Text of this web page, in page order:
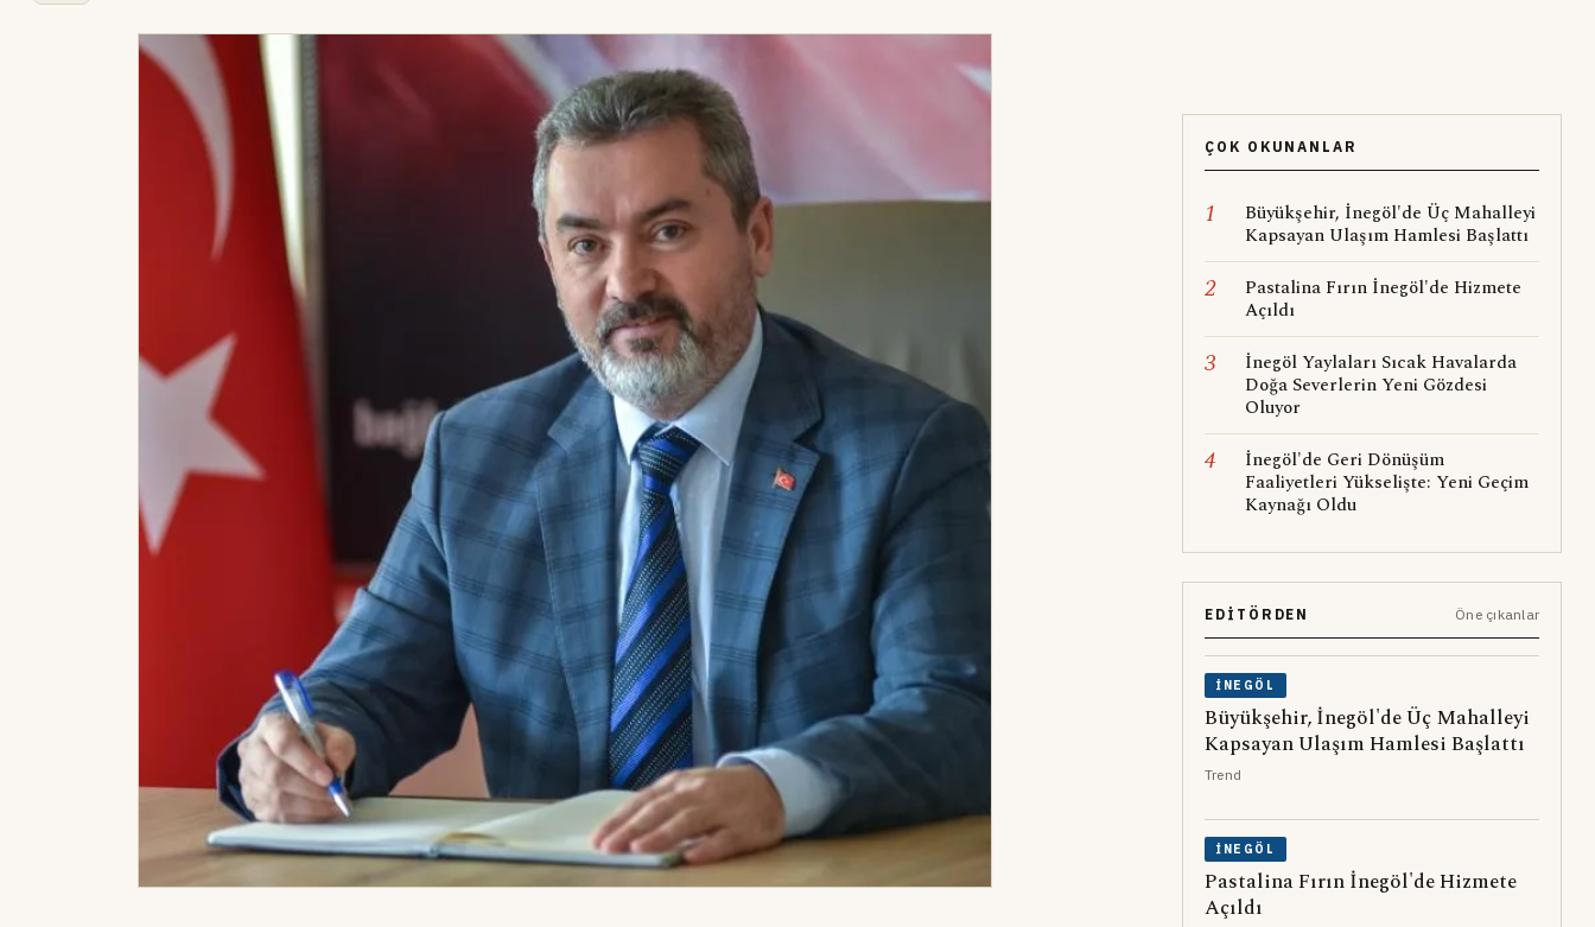
ÇOK OKUNANLAR
1
Büyükşehir, İnegöl'de Üç Mahalleyi
Kapsayan Ulaşım Hamlesi Başlattı
2
Pastalina Fırın İnegöl'de Hizmete
Açıldı
3
İnegöl Yaylaları Sıcak Havalarda
Doğa Severlerin Yeni Gözdesi
Oluyor
4
İnegöl'de Geri Dönüşüm
Faaliyetleri Yükselişte: Yeni Geçim
Kaynağı Oldu
EDITÖRDEN Öne çıkanlar
İNEGÖL
Büyükşehir, İnegöl'de Üç Mahalleyi
Kapsayan Ulaşım Hamlesi Başlattı
Trend
İNEGÖL
Pastalina Fırın İnegöl'de Hizmete
Açıldı